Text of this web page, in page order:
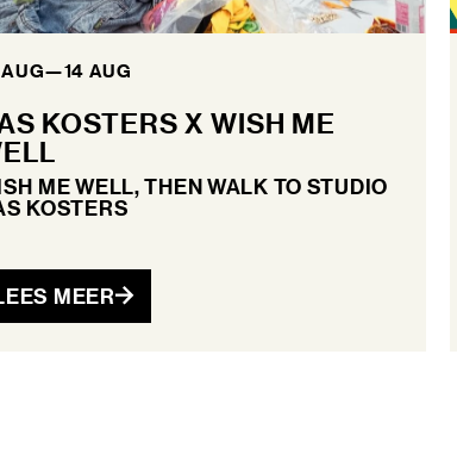
—14 AUG
KOSTERS X WISH ME
ME WELL, THEN WALK TO STUDIO
KOSTERS
MEER